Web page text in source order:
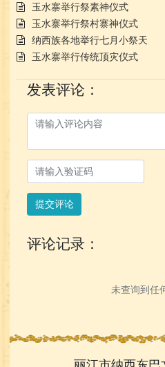
玉水寨举行祭素神仪式
玉水寨举行祭村寨神仪式
纳西族各地举行七月小祭天
玉水寨举行传统顶灾仪式
发表评论：
提交评论
评论记录：
未查询到任